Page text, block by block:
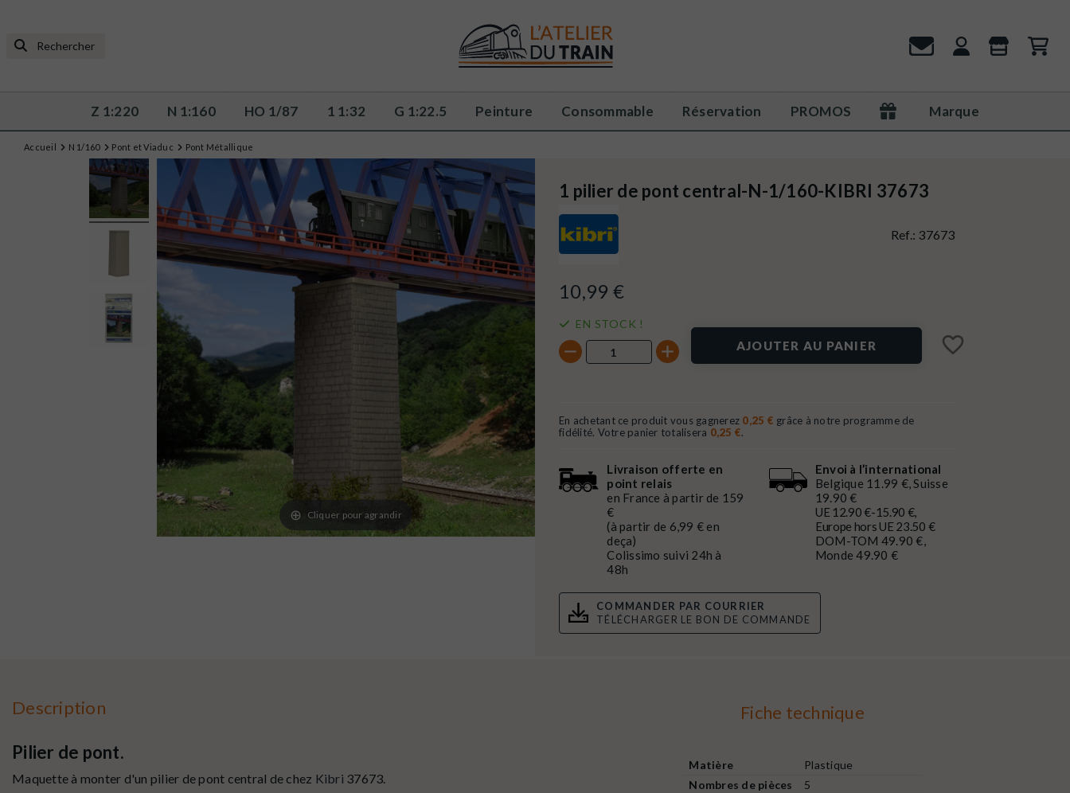
Z 1:220 N 1:160 HO 1/87 1 1:32 G 1:22.5 Peinture Consommable Réservation PROMOS Marque
Accueil N 1/160 Pont et Viaduc Pont Métallique
Cliquer pour agrandir
1 pilier de pont central-N-1/160-KIBRI 37673
Ref.: 37673
10,99 €
EN STOCK !
AJOUTER AU PANIER favorite_border
En achetant ce produit vous gagnerez 0,25 € grâce à notre programme de
fidélité. Votre panier totalisera 0,25 €.
Livraison offerte en
point relais
en France à partir de 159
€
(à partir de 6,99 € en
deça)
Colissimo suivi 24h à
48h
Envoi à l’international
Belgique 11.99 €, Suisse
19.90 €
UE 12.90 €-15.90 €,
Europe hors UE 23.50 €
DOM-TOM 49.90 €,
Monde 49.90 €
COMMANDER PAR COURRIER
TÉLÉCHARGER LE BON DE COMMANDE
Description
Pilier de pont.
Maquette à monter d'un pilier de pont central de chez Kibri 37673.
Fiche technique
Matière
Plastique
Nombres de pièces
5